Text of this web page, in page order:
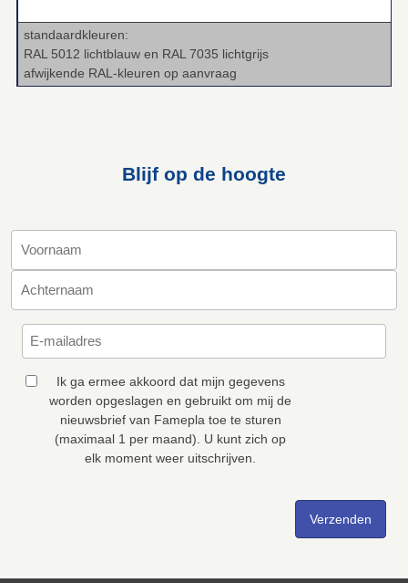
standaardkleuren:
RAL 5012 lichtblauw en RAL 7035 lichtgrijs
afwijkende RAL‑kleuren op aanvraag
Blijf op de hoogte
Ik ga ermee akkoord dat mijn gegevens
worden opgeslagen en gebruikt om mij de
nieuwsbrief van Famepla toe te sturen
(maximaal 1 per maand). U kunt zich op
elk moment weer uitschrijven.